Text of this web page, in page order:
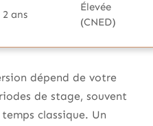
2 ans
Élevée
(CNED)
dépend de votre
de stage, souvent
classique. Un